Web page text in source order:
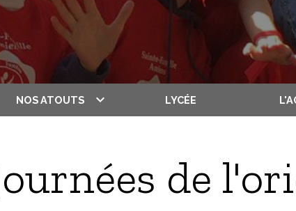
NOS ATOUTS LYCÉE
de